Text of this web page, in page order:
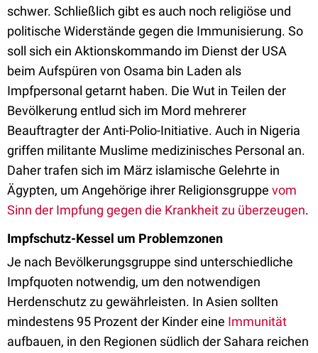
schwer. Schließlich gibt es auch noch religiöse und
politische Widerstände gegen die Immunisierung. So
soll sich ein Aktionskommando im Dienst der USA
beim Aufspüren von Osama bin Laden als
Impfpersonal getarnt haben. Die Wut in Teilen der
Bevölkerung entlud sich im Mord mehrerer
Beauftragter der Anti-Polio-Initiative. Auch in Nigeria
griffen militante Muslime medizinisches Personal an.
Daher trafen sich im März islamische Gelehrte in
Ägypten, um Angehörige ihrer Religionsgruppe vom
Sinn der Impfung gegen die Krankheit zu überzeugen.
Impfschutz-Kessel um Problemzonen
Je nach Bevölkerungsgruppe sind unterschiedliche
Impfquoten notwendig, um den notwendigen
Herdenschutz zu gewährleisten. In Asien sollten
mindestens 95 Prozent der Kinder eine Immunität
aufbauen, in den Regionen südlich der Sahara reichen